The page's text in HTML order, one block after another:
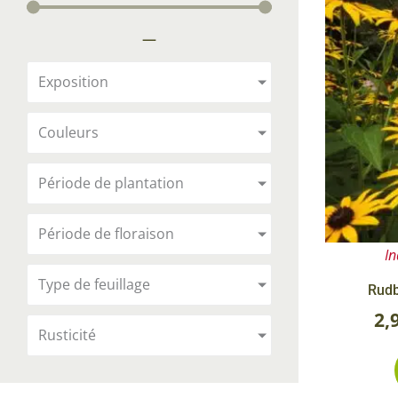
Arbustes de terre de bruyère
Plantes Grimpantes
Plantes méditerranéennes et exotiques
Rosiers
Plantes
Plantes
Plantes
Plantes
Plantes
Plantes
Plantes
Lavande
—
Exposition
Couleurs
Période de plantation
Période de floraison
Type de feuillage
Rusticité